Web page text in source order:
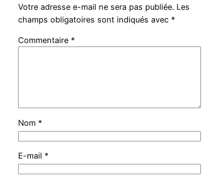
Votre adresse e-mail ne sera pas publiée. Les
champs obligatoires sont indiqués avec *
Commentaire *
Nom *
E-mail *